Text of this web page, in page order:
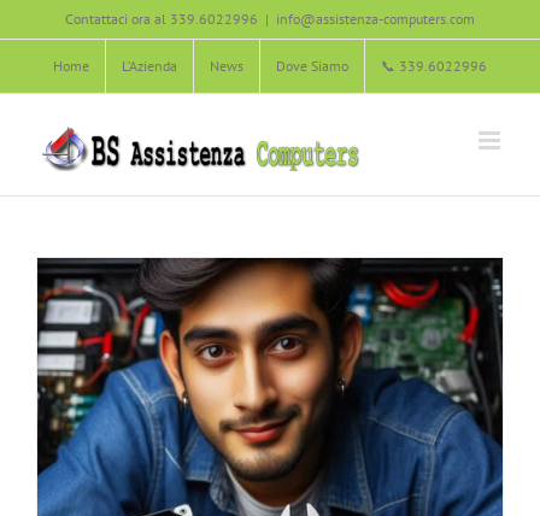
al
Contattaci ora al 339.6022996 | info@assistenza-computers.com
Home L’Azienda News Dove Siamo 📞 339.6022996
Agliana Carmignano Manutenzione del Computer Montale
Montemurlo
Pistoia Poggio a Caiano Prato
Quarrata
Serravalle Pistoiese Soluzione dei Problemi informatici